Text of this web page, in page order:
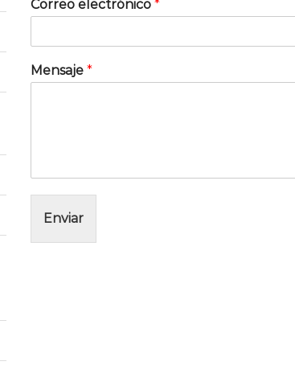
Correo electrónico *
Mensaje *
Enviar